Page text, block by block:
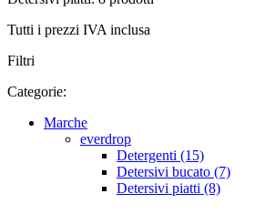
Tutti i prezzi IVA inclusa
Filtri
Categorie:
Marche
everdrop
Detergenti (15)
Detersivi bucato (7)
Detersivi piatti (8)